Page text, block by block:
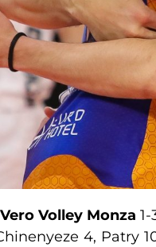
Volley Monza 1-
4, Patry